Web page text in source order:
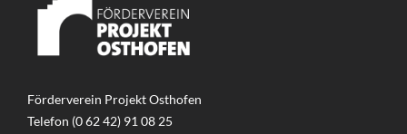
Förderverein Projekt Osthofen
Telefon (0 62 42) 91 08 25